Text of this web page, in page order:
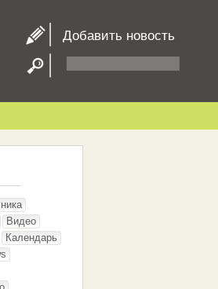
Добавить новость
Видео
Календарь